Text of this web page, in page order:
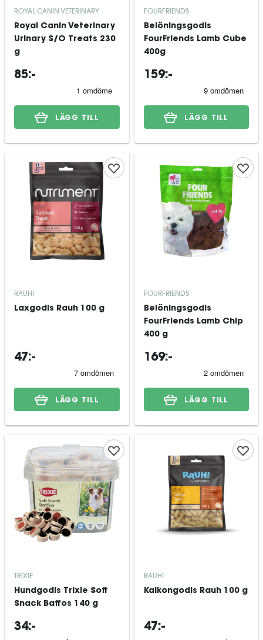
ROYAL CANIN VETERINARY
Royal Canin Veterinary
Urinary S/O Treats 230
g
85:-
LÄGG TILL
FOURFRIENDS
Belöningsgodis
FourFriends Lamb Cube
400g
159:-
LÄGG TILL
RAUH!
Laxgodis Rauh 100 g
47:-
LÄGG TILL
FOURFRIENDS
Belöningsgodis
FourFriends Lamb Chip
400 g
169:-
LÄGG TILL
TRIXIE
Hundgodis Trixie Soft
Snack Baffos 140 g
34:-
RAUH!
Kalkongodis Rauh 100 g
47:-